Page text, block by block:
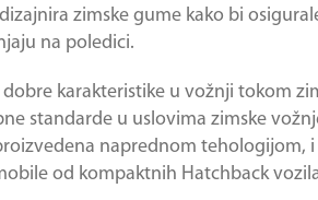
zimske gume kako bi
na poledici.
dobre karakteristike u vožnji tokom
standarde u uslovima zimske
naprednom tehologijom,
od kompaktnih Hatchback